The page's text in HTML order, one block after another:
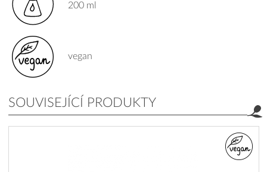
200 ml
vegan
SOUVISEJÍCÍ PRODUKTY